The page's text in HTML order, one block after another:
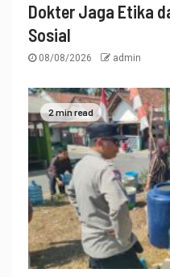
Dokter Jaga Etika
Sosial
08/08/2026 admin
2 min read